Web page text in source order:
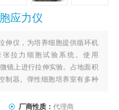
应力仪
伸仪，为培养细胞提供循环机
张拉力细胞试验系统。使用
镜上进行拉伸实验。占地面积
制器。弹性细胞培养室有多种
形貌的NanoSurface腔室。
厂商性质： 代理商